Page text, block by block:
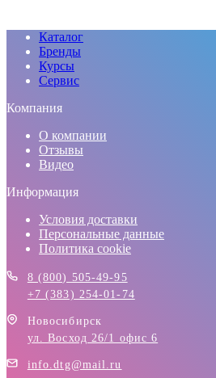
Каталог
Бренды
Курсы
Сервис
Компания
О компании
Отзывы
Видео
Информация
Условия доставки
Персональные данные
Политика cookie
8 (800) 505-49-95
+7 (383) 254-01-74
Новосибирск
ул. Восход 26/1 офис 6
info.dtg@mail.ru